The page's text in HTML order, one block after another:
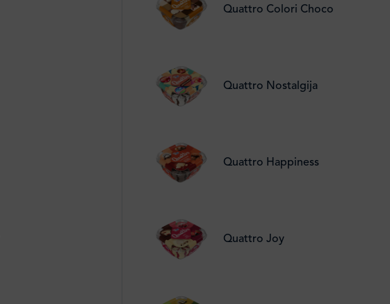
Quattro Colori Choco
Quattro Nostalgija
Quattro Happiness
Quattro Joy